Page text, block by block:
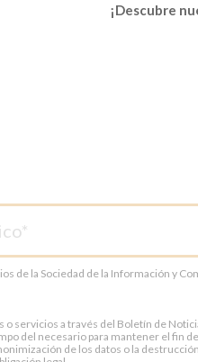
¡Descubre
de la Sociedad de la Información
servicios a través del Boletín de
del necesario para mantener el fin
de los datos o la